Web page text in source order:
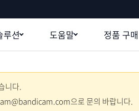
루션 도움말 정품 구매
니다.
으로 문의 바랍니다.